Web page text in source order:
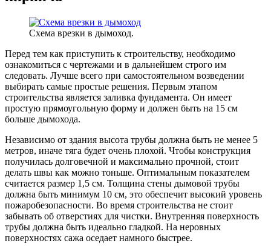
Схема врезки в дымоход.
Перед тем как приступить к строительству, необходимо
ознакомиться с чертежами и в дальнейшем строго им
следовать. Лучше всего при самостоятельном возведении
выбирать самые простые решения. Первым этапом
строительства является заливка фундамента. Он имеет
простую прямоугольную форму и должен быть на 15 см
больше дымохода.
Независимо от здания высота трубы должна быть не менее 5
метров, иначе тяга будет очень плохой. Чтобы конструкция
получилась долговечной и максимально прочной, стоит
делать швы как можно тоньше. Оптимальным показателем
считается размер 1,5 см. Толщина стены дымовой трубы
должна быть минимум 10 см, это обеспечит высокий уровень
пожаробезопасности. Во время строительства не стоит
забывать об отверстиях для чистки. Внутренняя поверхность
трубы должна быть идеально гладкой. На неровных
поверхностях сажа оседает намного быстрее.